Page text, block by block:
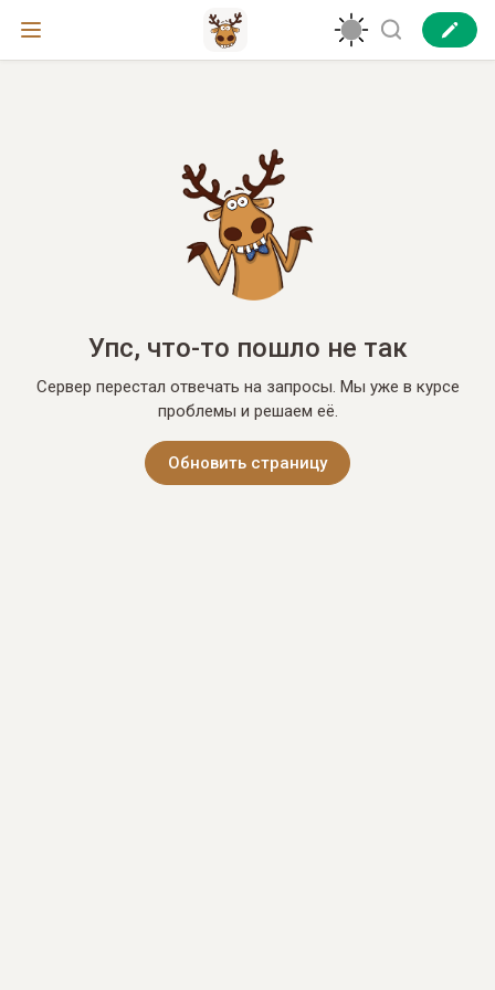
Упс, что-то пошло не так
Сервер перестал отвечать на запросы. Мы уже в курсе
проблемы и решаем её.
Обновить страницу